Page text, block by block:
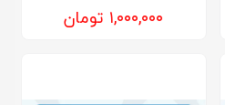
۱,۰۰۰,۰۰۰ تومان